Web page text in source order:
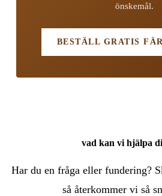
önskemål.
BESTÄLL GRATIS
vad kan vi hjälpa
Har du en fråga eller fundering?
så återkommer vi så